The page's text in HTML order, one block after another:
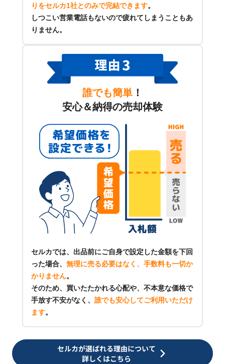
りをセルカ1社とのみで完結できます。
しつこい営業電話もないので疲れてしまうこともあ
りません。
誰でも簡単 ！
安心＆納得の売却体験
セルカでは、出品前にご自身で設定した金額を下回
った場合、 無理に売る必要はなく、手数料も一切か
かりません。
そのため、買いたたかれる心配や、不本意な価格で
手放す不安がなく、 誰でも安心してご利用いただけ
ます。
セルカが選ばれる理由について
詳しくはこちら